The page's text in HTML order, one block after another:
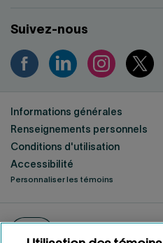
Suivez-nous
Informations générales
Renseignements personnels
Conditions d'utilisation
Accessibilité
Personnaliser les témoins